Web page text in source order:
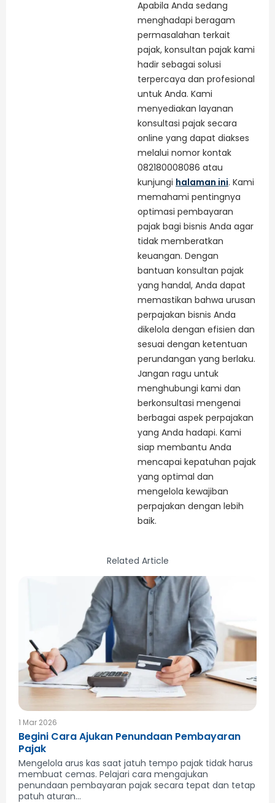
Apabila Anda sedang
menghadapi beragam
permasalahan terkait
pajak, konsultan pajak kami
hadir sebagai solusi
terpercaya dan profesional
untuk Anda. Kami
menyediakan layanan
konsultasi pajak secara
online yang dapat diakses
melalui nomor kontak
082180008086 atau
kunjungi halaman ini. Kami
memahami pentingnya
optimasi pembayaran
pajak bagi bisnis Anda agar
tidak memberatkan
keuangan. Dengan
bantuan konsultan pajak
yang handal, Anda dapat
memastikan bahwa urusan
perpajakan bisnis Anda
dikelola dengan efisien dan
sesuai dengan ketentuan
perundangan yang berlaku.
Jangan ragu untuk
menghubungi kami dan
berkonsultasi mengenai
berbagai aspek perpajakan
yang Anda hadapi. Kami
siap membantu Anda
mencapai kepatuhan pajak
yang optimal dan
mengelola kewajiban
perpajakan dengan lebih
baik.
Related Article
1 Mar 2026
Begini Cara Ajukan Penundaan Pembayaran
Pajak
Mengelola arus kas saat jatuh tempo pajak tidak harus
membuat cemas. Pelajari cara mengajukan
penundaan pembayaran pajak secara tepat dan tetap
patuh aturan...